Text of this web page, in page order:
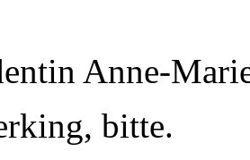
Anne-
bitte.